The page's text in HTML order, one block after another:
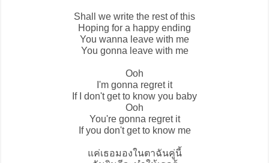
Shall we write the rest of this
Hoping for a happy ending
You wanna leave with me
You gonna leave with me
Ooh
I'm gonna regret it
If I don't get to know you baby
Ooh
You're gonna regret it
If you don't get to know me
แค่เธอมองในตาฉันคู่นี้